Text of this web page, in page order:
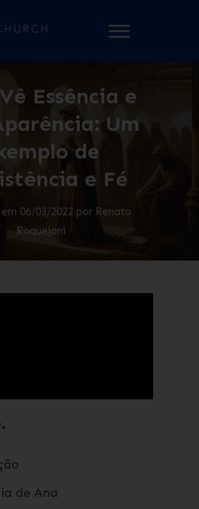
Essência e
Um
de
e Fé
06/03/2022 por Renato
Roquejani
de Ana